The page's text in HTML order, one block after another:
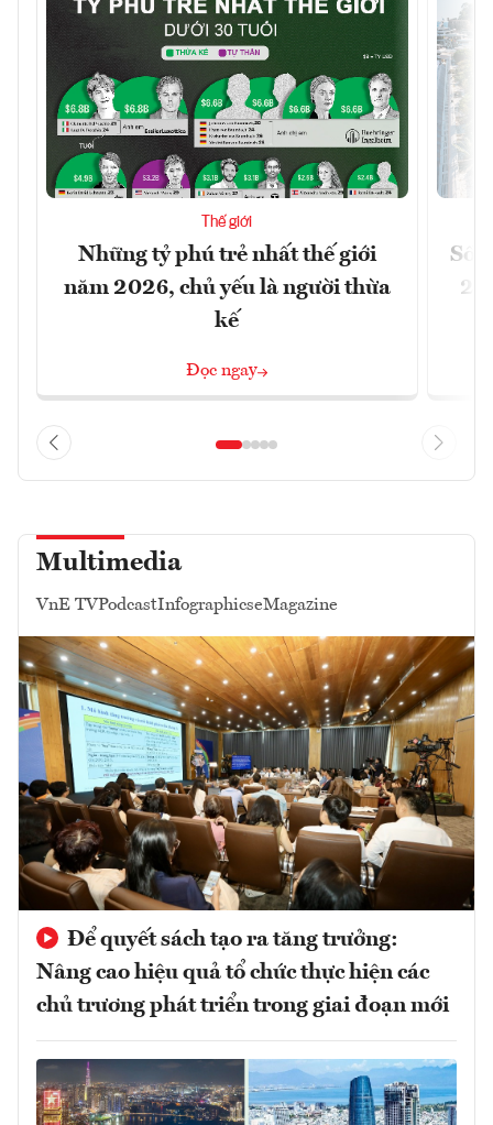
Thế giới
Những tỷ phú trẻ nhất thế giới
năm 2026, chủ yếu là người thừa
kế
Đọc ngay
Số
Multimedia
VnE TVPodcastInfographicseMagazine
Để quyết sách tạo ra tăng trưởng:
Nâng cao hiệu quả tổ chức thực hiện các
chủ trương phát triển trong giai đoạn mới